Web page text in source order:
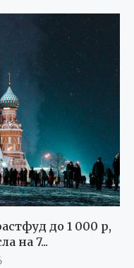
до 1 000 р,
на 7...